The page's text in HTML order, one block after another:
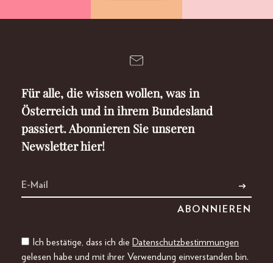
Für alle, die wissen wollen, was in
Österreich und in ihrem Bundesland
passiert. Abonnieren Sie unseren
Newsletter hier!
Ich bestätige, dass ich die Datenschutzbestimmungen
gelesen habe und mit ihrer Verwendung einverstanden bin.